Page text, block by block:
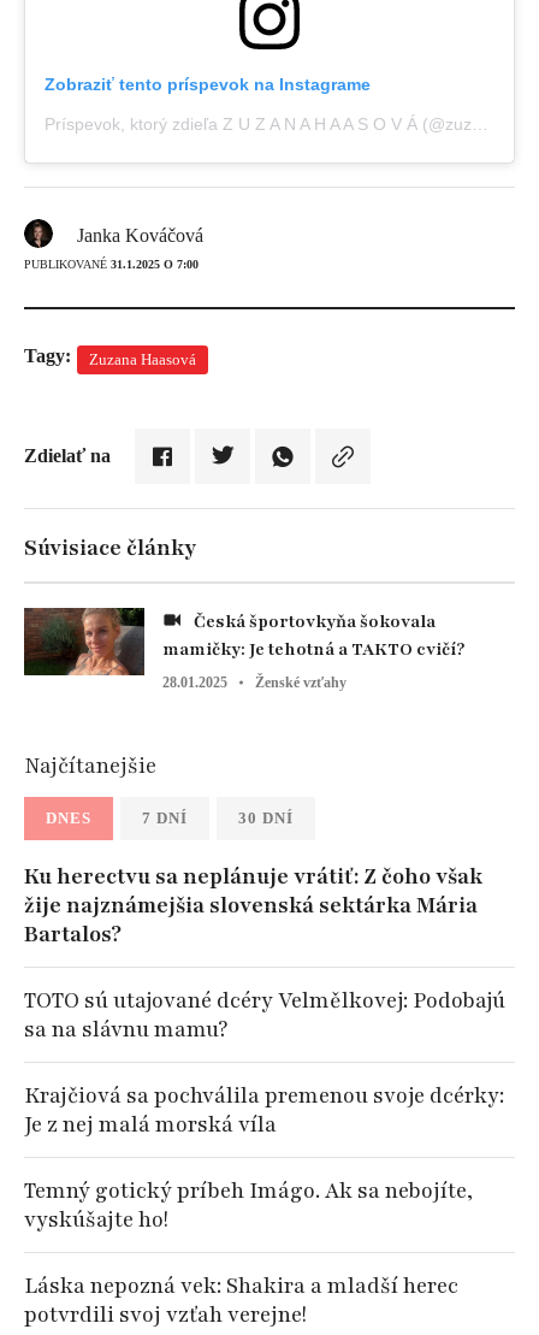
Zobraziť tento príspevok na Instagrame
Janka Kováčová
PUBLIKOVANÉ 31.1.2025 O 7:00
Tagy: Zuzana Haasová
Zdielať na
Súvisiace články
mamičky: Je tehotná a TAKTO cvičí?
28.01.2025 Ženské vzťahy
Najčítanejšie
DNES 7 DNÍ 30 DNÍ
Ku herectvu sa neplánuje vrátiť: Z čoho však
žije najznámejšia slovenská sektárka Mária
Bartalos?
TOTO sú utajované dcéry Velmělkovej: Podobajú
sa na slávnu mamu?
Krajčiová sa pochválila premenou svoje dcérky:
Je z nej malá morská víla
Temný gotický príbeh Imágo. Ak sa nebojíte,
vyskúšajte ho!
Láska nepozná vek: Shakira a mladší herec
potvrdili svoj vzťah verejne!